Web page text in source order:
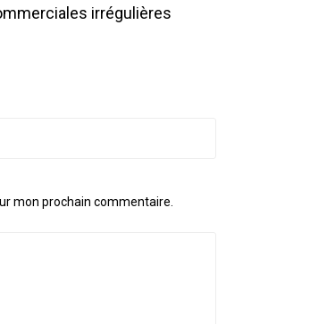
irrégulières
mon prochain commentaire.